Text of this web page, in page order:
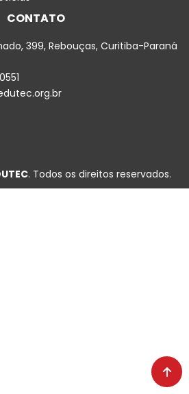
CONTATO
399, Rebouças, Curitiba-Paraná
. Todos os direitos reservados.